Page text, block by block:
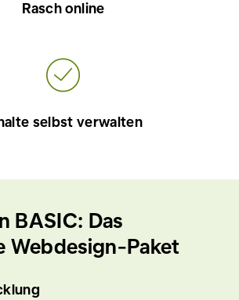
Rasch online
selbst verwalten
BASIC: Das
Webdesign-Paket